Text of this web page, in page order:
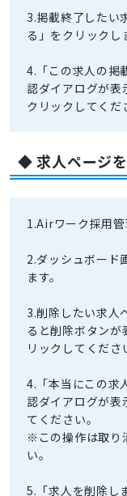
3.掲載終了したい
る」をクリックし
4.「この求人の掲
認ダイアログが表
クリックしてくだ
◆ 求人ページ
1.Airワーク採用管
2.ダッシュボード
ます。
3.削除したい求人
ると削除ボタンが
リックしてくださ
4.「本当にこの求
認ダイアログが表
てください。
※この操作は取り
い。
5.「求人を削除し